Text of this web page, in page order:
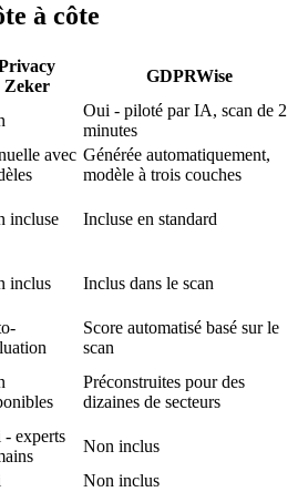
à côte
Zeker
GDPRWise
Oui - piloté par IA, scan de 2
minutes
avec Générée automatiquement,
modèle à trois couches
incluse Incluse en standard
inclus Inclus dans le scan
Score automatisé basé sur le
scan
Préconstruites pour des
dizaines de secteurs
- experts
Non inclus
Non inclus